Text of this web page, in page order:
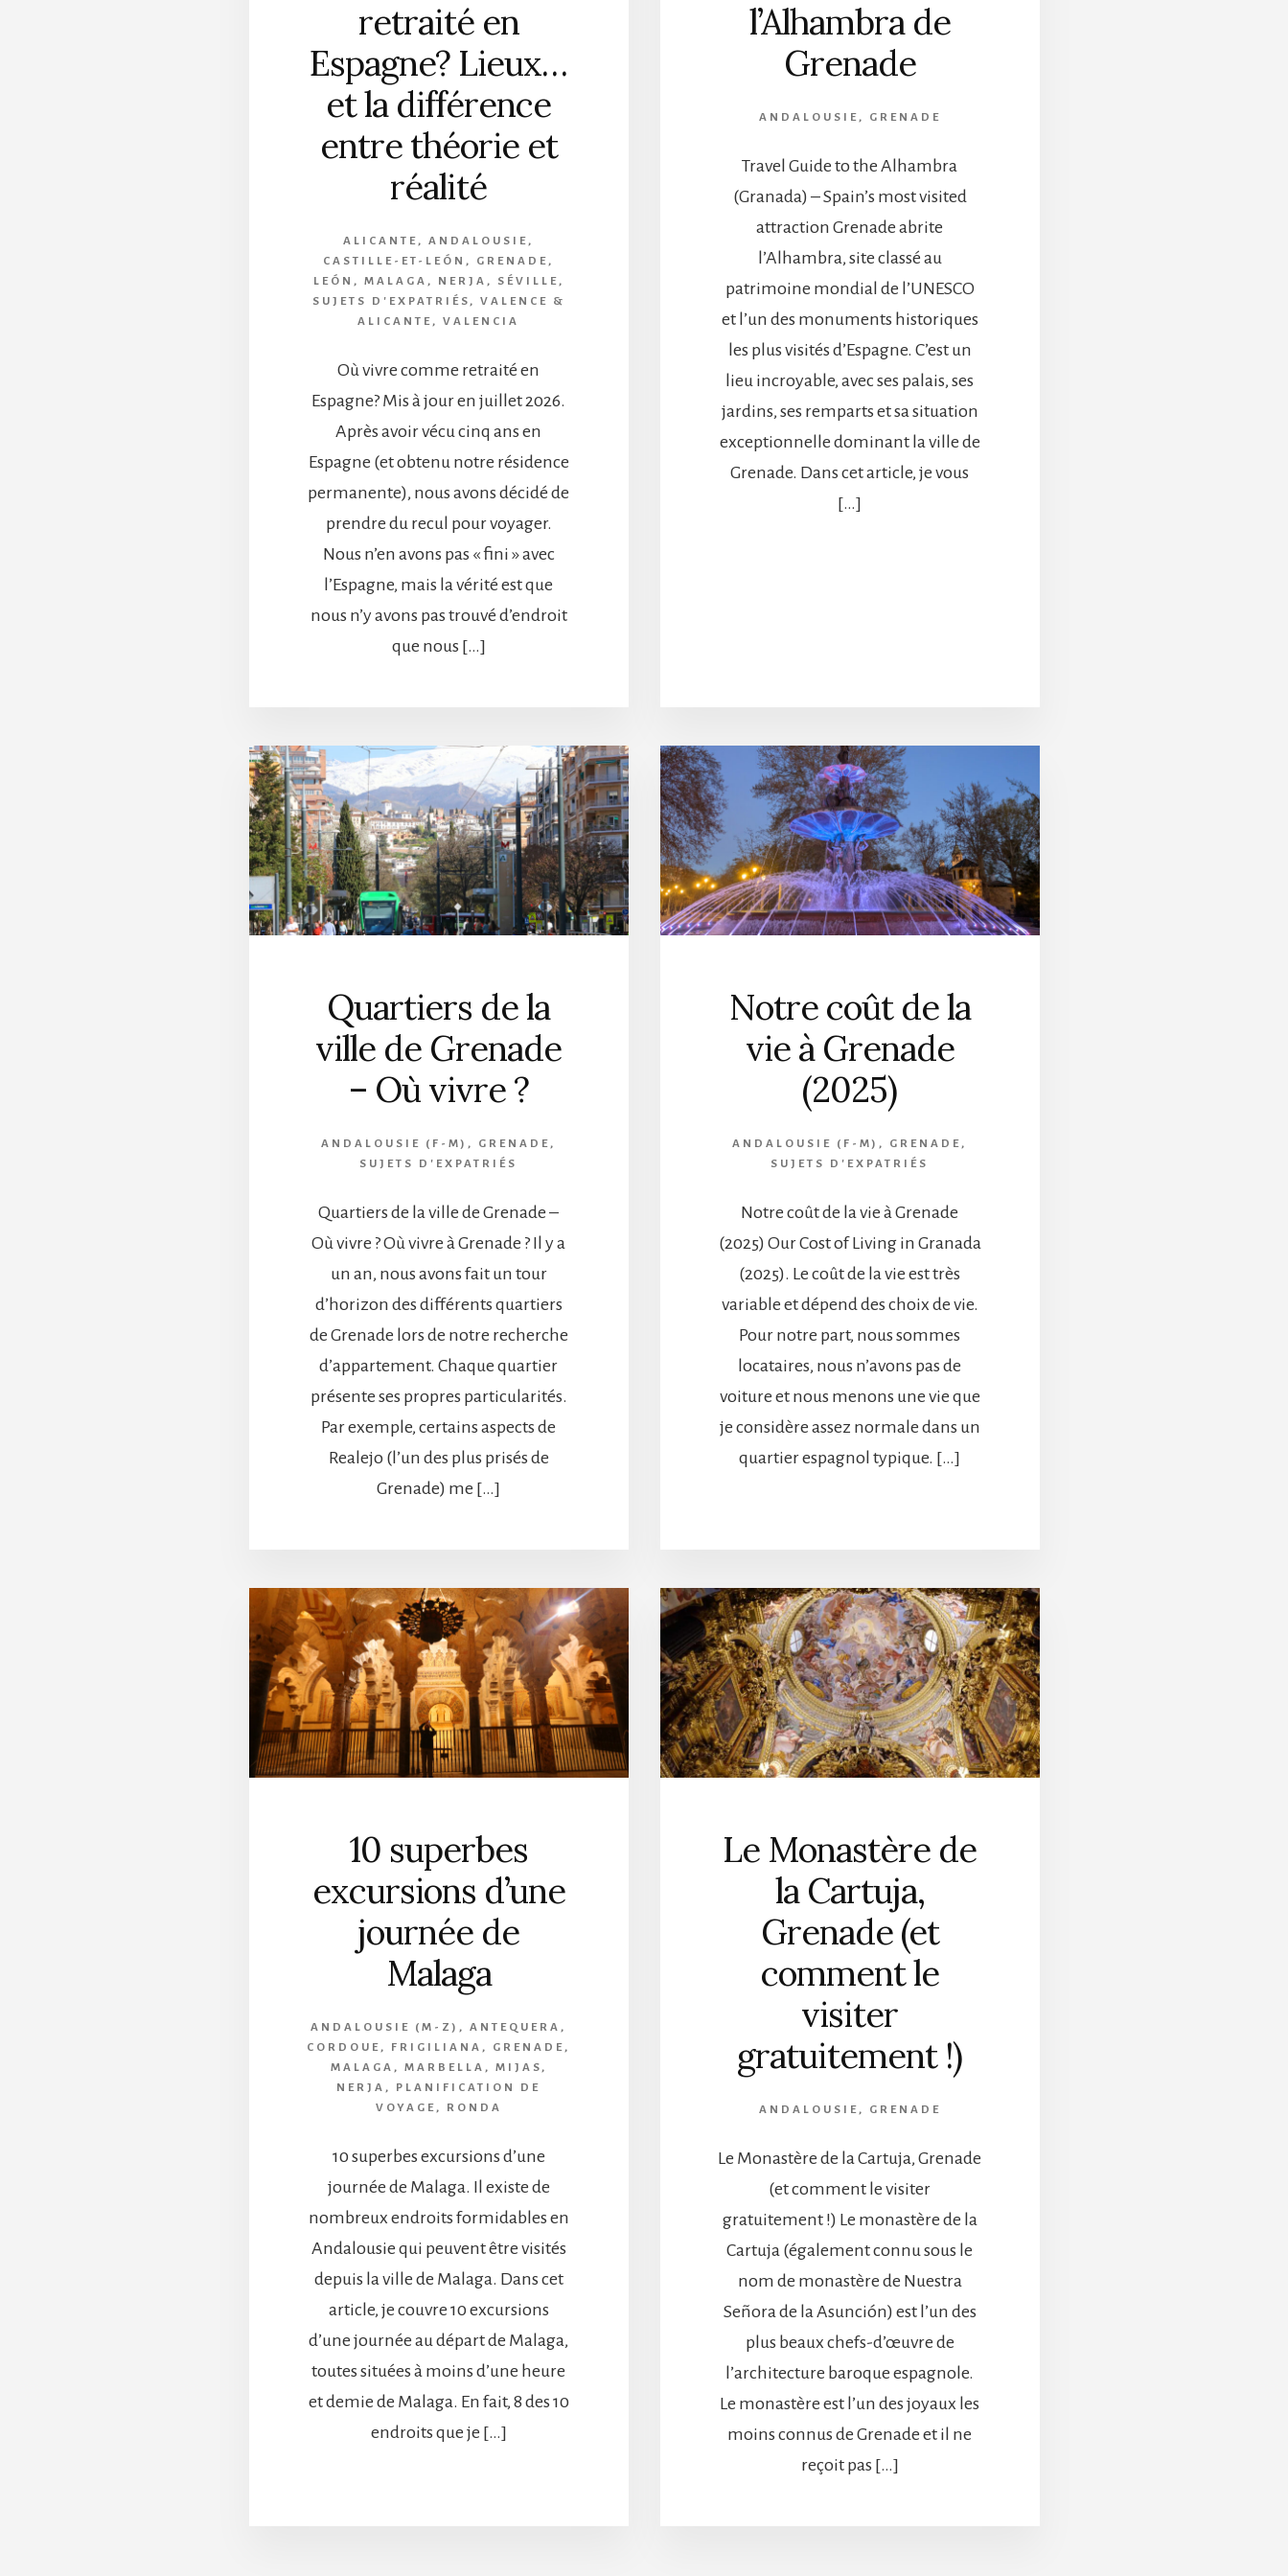
retraité en
Espagne? Lieux…
et la différence
entre théorie et
réalité
ALICANTE , ANDALOUSIE ,
CASTILLE-ET-LEÓN , GRENADE ,
LEÓN , MALAGA , NERJA , SÉVILLE ,
SUJETS D'EXPATRIÉS , VALENCE &
ALICANTE , VALENCIA
Où vivre comme retraité en
Espagne? Mis à jour en juillet 2026.
Après avoir vécu cinq ans en
Espagne (et obtenu notre résidence
permanente), nous avons décidé de
prendre du recul pour voyager.
Nous n’en avons pas « fini » avec
l’Espagne, mais la vérité est que
nous n’y avons pas trouvé d’endroit
que nous […]
l’Alhambra de
Grenade
ANDALOUSIE , GRENADE
Travel Guide to the Alhambra
(Granada) – Spain’s most visited
attraction Grenade abrite
l’Alhambra, site classé au
patrimoine mondial de l’UNESCO
et l’un des monuments historiques
les plus visités d’Espagne. C’est un
lieu incroyable, avec ses palais, ses
jardins, ses remparts et sa situation
exceptionnelle dominant la ville de
Grenade. Dans cet article, je vous
[…]
Quartiers de la
ville de Grenade
– Où vivre ?
ANDALOUSIE (F-M) , GRENADE ,
SUJETS D'EXPATRIÉS
Quartiers de la ville de Grenade –
Où vivre ? Où vivre à Grenade ? Il y a
un an, nous avons fait un tour
d’horizon des différents quartiers
de Grenade lors de notre recherche
d’appartement. Chaque quartier
présente ses propres particularités.
Par exemple, certains aspects de
Realejo (l’un des plus prisés de
Grenade) me […]
Notre coût de la
vie à Grenade
(2025)
ANDALOUSIE (F-M) , GRENADE ,
SUJETS D'EXPATRIÉS
Notre coût de la vie à Grenade
(2025) Our Cost of Living in Granada
(2025). Le coût de la vie est très
variable et dépend des choix de vie.
Pour notre part, nous sommes
locataires, nous n’avons pas de
voiture et nous menons une vie que
je considère assez normale dans un
quartier espagnol typique. […]
10 superbes
excursions d’une
journée de
Malaga
ANDALOUSIE (M-Z) , ANTEQUERA ,
CORDOUE , FRIGILIANA , GRENADE ,
MALAGA , MARBELLA , MIJAS ,
NERJA , PLANIFICATION DE
VOYAGE , RONDA
10 superbes excursions d’une
journée de Malaga. Il existe de
nombreux endroits formidables en
Andalousie qui peuvent être visités
depuis la ville de Malaga. Dans cet
article, je couvre 10 excursions
d’une journée au départ de Malaga,
toutes situées à moins d’une heure
et demie de Malaga. En fait, 8 des 10
endroits que je […]
Le Monastère de
la Cartuja,
Grenade (et
comment le
visiter
gratuitement !)
ANDALOUSIE , GRENADE
Le Monastère de la Cartuja, Grenade
(et comment le visiter
gratuitement !) Le monastère de la
Cartuja (également connu sous le
nom de monastère de Nuestra
Señora de la Asunción) est l’un des
plus beaux chefs-d’œuvre de
l’architecture baroque espagnole.
Le monastère est l’un des joyaux les
moins connus de Grenade et il ne
reçoit pas […]